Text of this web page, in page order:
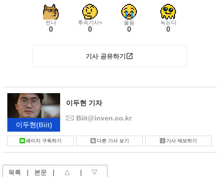
씬나
0
후속기사+
0
울음
0
녹는다
0
기사 공유하기
이두현(Biit)
이두현 기자
Biit@inven.co.kr
페이지 구독하기 다른 기사 보기 기사 제보하기
목록 본문 △ ▽